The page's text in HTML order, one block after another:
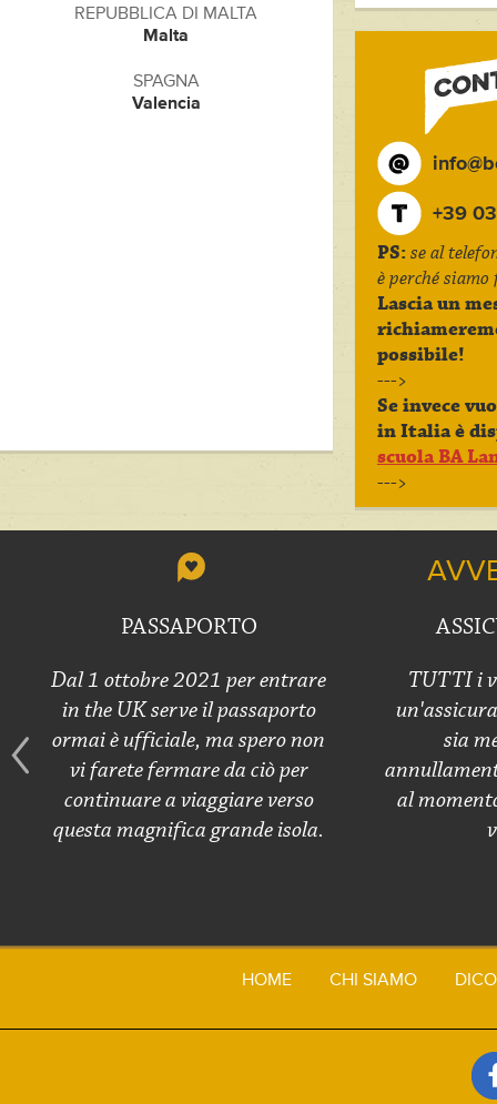
REPUBBLICA DI MALTA
Malta
SPAGNA
Valencia
+39
PS: se al
è perché
Lascia un
possibile!
--->
Se invece
in Italia è
scuola BA
--->
PASSAPORTO
Dal 1 ottobre 2021 per entrare
in the UK serve il passaporto
ormai è ufficiale, ma spero non
vi farete fermare da ciò per
continuare a viaggiare verso
questa magnifica grande isola.
TUTTI i
sia
al
HOME CHI SIAMO